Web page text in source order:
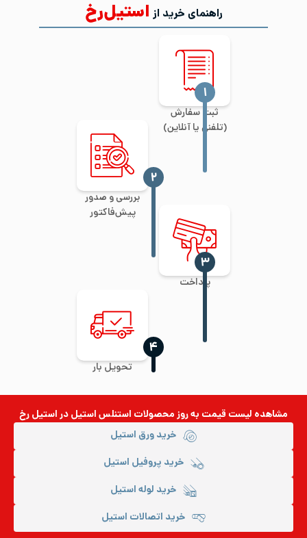
راهنمای خرید از استیل‌رخ
ثبت سفارش
(تلفنی یا آنلاین)
‍۱
بررسی و صدور
پیش‌فاکتور
‍۲
پرداخت
‍۳
تحویل بار
‍۴
مشاهده لیست قیمت به روزمحصولات استنلس استیلدر استیل رخ
خرید ورق استیل
خرید پروفیل استیل
خرید لوله استیل
خرید اتصالات استیل